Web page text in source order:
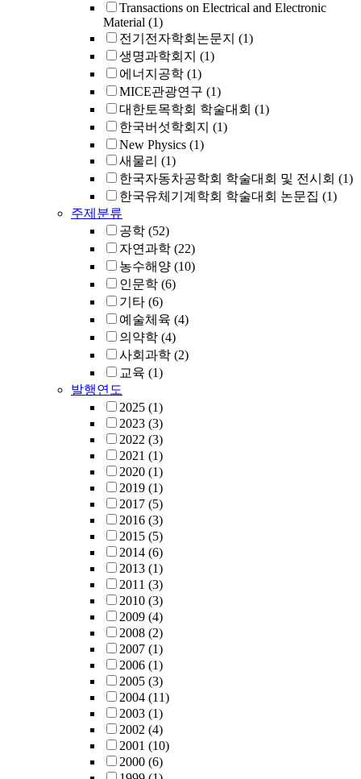
Transactions on Electrical and Electronic
Material (1)
전기전자학회논문지 (1)
생명과학회지 (1)
에너지공학 (1)
MICE관광연구 (1)
대한토목학회 학술대회 (1)
한국버섯학회지 (1)
New Physics (1)
새물리 (1)
한국자동차공학회 학술대회 및 전시회 (1)
한국유체기계학회 학술대회 논문집 (1)
주제분류
공학 (52)
자연과학 (22)
농수해양 (10)
인문학 (6)
기타 (6)
예술체육 (4)
의약학 (4)
사회과학 (2)
교육 (1)
발행연도
2025 (1)
2023 (3)
2022 (3)
2021 (1)
2020 (1)
2019 (1)
2017 (5)
2016 (3)
2015 (5)
2014 (6)
2013 (1)
2011 (3)
2010 (3)
2009 (4)
2008 (2)
2007 (1)
2006 (1)
2005 (3)
2004 (11)
2003 (1)
2002 (4)
2001 (10)
2000 (6)